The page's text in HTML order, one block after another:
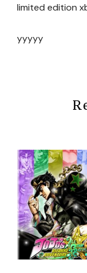
limited edition
yyyyy